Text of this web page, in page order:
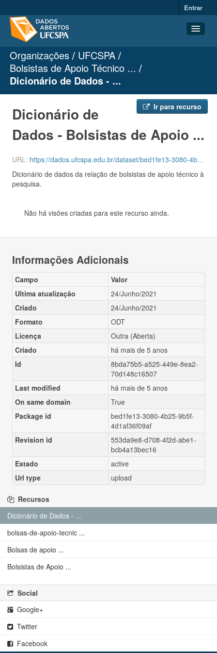
Entrar
Conjuntos de dados
Organizações
Organizações
UFCSPA
Bolsistas de Apoio Técnico ...
Dicionário de Dados - ...
Ir para recurso
Dicionário de
Dados - Bolsistas de Apoio ...
URL: https://dados.ufcspa.edu.br/dataset/bed1fe13-3080-4b25-9b5f-4d1af36f09af/resource/8bda75b5-a525-449e-8ea2-70d148c16507/download/dicionario_bolsistas_apoio_tecnico_pesquisa.odt
Dicionário de dados da relação de bolsistas de apoio técnico à
pesquisa.
Não há visões criadas para este recurso ainda.
Informações Adicionais
Campo
Valor
Ultima atualização
24/Junho/2021
Criado
24/Junho/2021
Formato
ODT
Licença
Outra (Aberta)
Criado
há mais de 5 anos
Id
8bda75b5-a525-449e-8ea2-
70d148c16507
Last modified
há mais de 5 anos
On same domain
True
Package id
bed1fe13-3080-4b25-9b5f-
4d1af36f09af
Revision id
553da9e8-d708-4f2d-abe1-
bcb4a13bec16
Estado
active
Url type
upload
Recursos
Dicionário de Dados - ...
bolsas-de-apoio-tecnic ...
Bolsas de apoio ...
Bolsistas de Apoio ...
Social
Google+
Twitter
Facebook